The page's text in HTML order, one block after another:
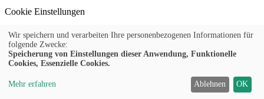
Cookie Einstellungen
© 2026 Kubus Software GmbH
Wir speichern und verarbeiten Ihre personenbezogenen Informationen für
folgende Zwecke:
Speicherung von Einstellungen dieser Anwendung, Funktionelle
Cookies, Essenzielle Cookies.
Mehr erfahren Ablehnen OK